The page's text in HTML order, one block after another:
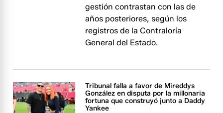
gestión contrastan con las de
años posteriores, según los
registros de la Contraloría
General del Estado.
Tribunal falla a favor de Mireddys
González en disputa por la millonaria
fortuna que construyó junto a Daddy
Yankee